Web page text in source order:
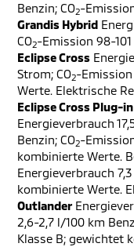
Benzin; CO2-
Grandis Hybrid
CO2-Emission 98-
Eclipse Cross
Strom; CO2-Emission
Werte. Elektrische
Eclipse Cross Plug-
Energieverbrauch
Benzin; CO2-
kombinierte Werte.
Energieverbrauch
kombinierte Werte.
Outlander
2,6-2,7 l/100 km
Klasse B; gewichtet